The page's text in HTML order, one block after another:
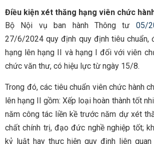
Điều kiện xét thăng hạng viên chức
Bộ Nội vụ ban hành Thông tư 05/
27/6/2024 quy định quy định tiêu chuẩn,
hạng lên hạng II và hạng I đối với viên
chức văn thư, có hiệu lực từ ngày 15/8.
Trong đó, các tiêu chuẩn viên chức hành
lên hạng II gồm: Xếp loại hoàn thành tốt
năm công tác liền kề trước năm dự xét
chất chính trị, đạo đức nghề nghiệp tốt;
kỷ luật hay thực hiện quy định liên